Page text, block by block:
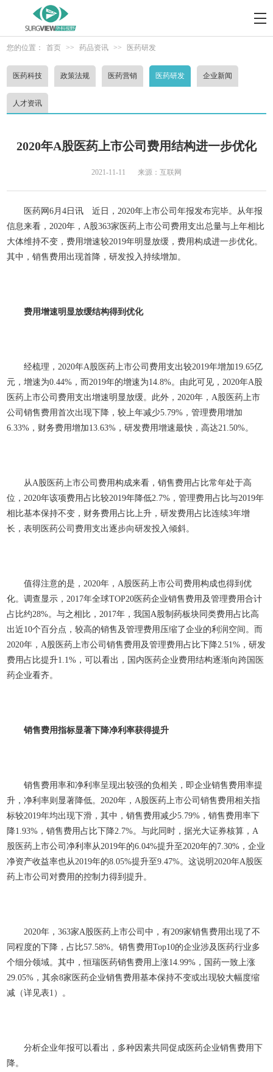
您的位置： 首页 >> 药品资讯 >> 医药研发
医药科技 政策法规 医药营销 医药研发 企业新闻
人才资讯
2020年A股医药上市公司费用结构进一步优化
2021-11-11 来源：互联网
医药网6月4日讯 近日，2020年上市公司年报发布完毕。从年报
信息来看，2020年，A股363家医药上市公司费用支出总量与上年相比
大体维持不变，费用增速较2019年明显放缓，费用构成进一步优化。
其中，销售费用出现首降，研发投入持续增加。
费用增速明显放缓结构得到优化
经梳理，2020年A股医药上市公司费用支出较2019年增加19.65亿
元，增速为0.44%，而2019年的增速为14.8%。由此可见，2020年A股
医药上市公司费用支出增速明显放缓。此外，2020年，A股医药上市
公司销售费用首次出现下降，较上年减少5.79%，管理费用增加
6.33%，财务费用增加13.63%，研发费用增速最快，高达21.50%。
从A股医药上市公司费用构成来看，销售费用占比常年处于高
位，2020年该项费用占比较2019年降低2.7%，管理费用占比与2019年
相比基本保持不变，财务费用占比上升，研发费用占比连续3年增
长，表明医药公司费用支出逐步向研发投入倾斜。
值得注意的是，2020年，A股医药上市公司费用构成也得到优
化。调查显示，2017年全球TOP20医药企业销售费用及管理费用合计
占比约28%。与之相比，2017年，我国A股制药板块同类费用占比高
出近10个百分点，较高的销售及管理费用压缩了企业的利润空间。而
2020年，A股医药上市公司销售费用及管理费用占比下降2.51%，研发
费用占比提升1.1%，可以看出，国内医药企业费用结构逐渐向跨国医
药企业看齐。
销售费用指标显著下降净利率获得提升
销售费用率和净利率呈现出较强的负相关，即企业销售费用率提
升，净利率则显著降低。2020年，A股医药上市公司销售费用相关指
标较2019年均出现下滑，其中，销售费用减少5.79%，销售费用率下
降1.93%，销售费用占比下降2.7%。与此同时，据光大证券核算，A
股医药上市公司净利率从2019年的6.04%提升至2020年的7.30%，企业
净资产收益率也从2019年的8.05%提升至9.47%。这说明2020年A股医
药上市公司对费用的控制力得到提升。
2020年，363家A股医药上市公司中，有209家销售费用出现了不
同程度的下降，占比57.58%。销售费用Top10的企业涉及医药行业多
个细分领域。其中，恒瑞医药销售费用上涨14.99%，国药一致上涨
29.05%，其余8家医药企业销售费用基本保持不变或出现较大幅度缩
减（详见表1）。
分析企业年报可以看出，多种因素共同促成医药企业销售费用下
降。